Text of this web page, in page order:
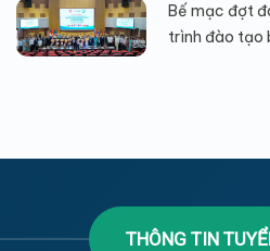
Bế mạc đợt
trình đào tạo
THÔNG TIN